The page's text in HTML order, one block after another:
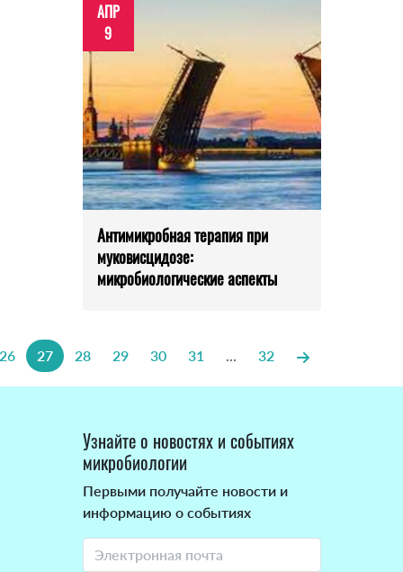
АПР
9
Антимикробная терапия при
муковисцидозе:
микробиологические аспекты
27 28 29 30 31 ... 32
Узнайте о новостях и событиях
микробиологии
Первыми получайте новости и
информацию о событиях